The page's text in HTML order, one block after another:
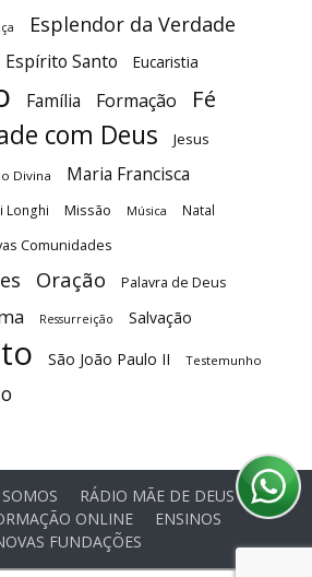
Esplendor da Verdade
Espírito Santo Eucaristia
Família Formação Fé
com Deus Jesus
Divina Maria Francisca
Longhi Missão Música Natal
Comunidades
Oração Palavra de Deus
Ressurreição Salvação
São João Paulo II Testemunho
RÁDIO MÃE DE DEUS
ONLINE
ENSINOS
FUNDAÇÕES